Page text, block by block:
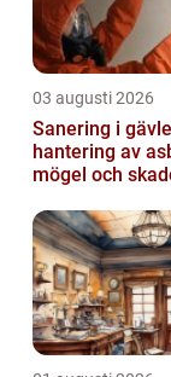
03 augusti 2026
Sanering i gävle trygg
hantering av
mögel och